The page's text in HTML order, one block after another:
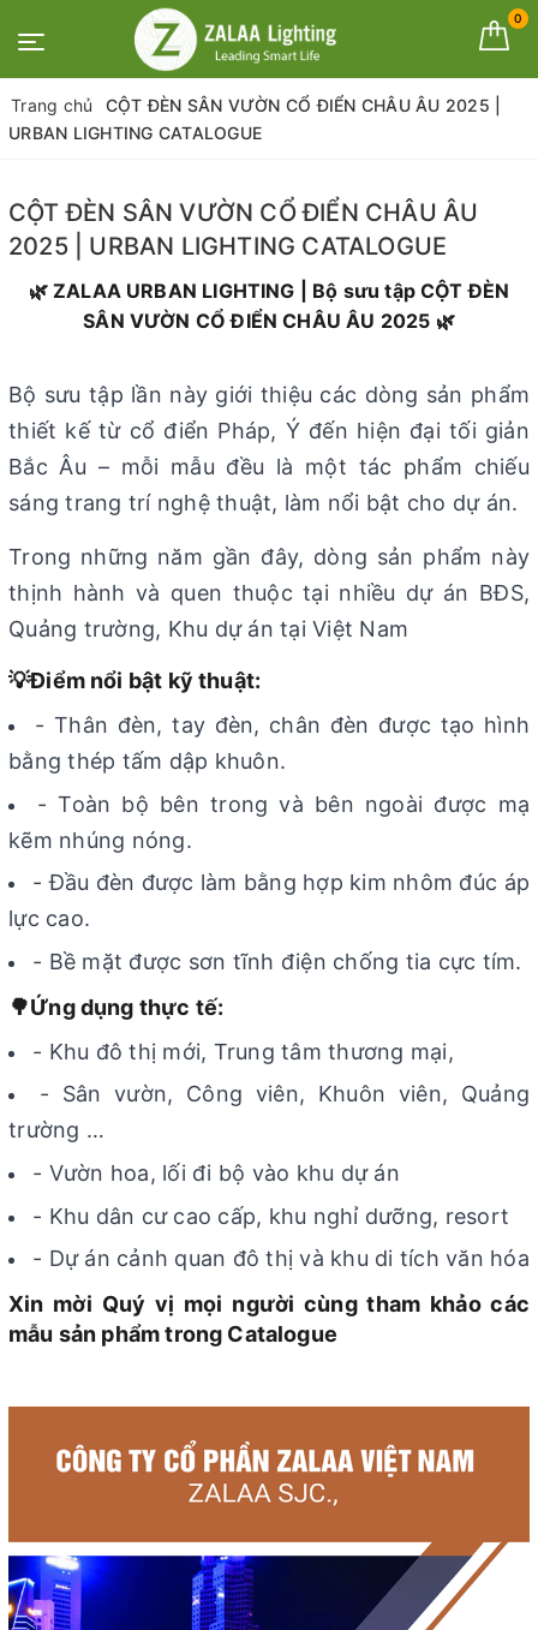
0
Trang chủ
CỘT ĐÈN SÂN VƯỜN CỔ ĐIỂN CHÂU ÂU 2025 |
URBAN LIGHTING CATALOGUE
CỘT ĐÈN SÂN VƯỜN CỔ ĐIỂN CHÂU ÂU
2025 | URBAN LIGHTING CATALOGUE
🌿 ZALAA URBAN LIGHTING | Bộ sưu tập CỘT ĐÈN
SÂN VƯỜN CỔ ĐIỂN CHÂU ÂU 2025 🌿
Bộ sưu tập lần này giới thiệu các dòng sản phẩm
thiết kế từ cổ điển Pháp, Ý đến hiện đại tối giản
Bắc Âu – mỗi mẫu đều là một tác phẩm chiếu
sáng trang trí nghệ thuật, làm nổi bật cho dự án.
Trong những năm gần đây, dòng sản phẩm này
thịnh hành và quen thuộc tại nhiều dự án BĐS,
Quảng trường, Khu dự án tại Việt Nam
💡Điểm nổi bật kỹ thuật:
- Thân đèn, tay đèn, chân đèn được tạo hình
bằng thép tấm dập khuôn.
- Toàn bộ bên trong và bên ngoài được mạ
kẽm nhúng nóng.
- Đầu đèn được làm bằng hợp kim nhôm đúc áp
lực cao.
- Bề mặt được sơn tĩnh điện chống tia cực tím.
🌳Ứng dụng thực tế:
- Khu đô thị mới, Trung tâm thương mại,
- Sân vườn, Công viên, Khuôn viên, Quảng
trường …
- Vườn hoa, lối đi bộ vào khu dự án
- Khu dân cư cao cấp, khu nghỉ dưỡng, resort
- Dự án cảnh quan đô thị và khu di tích văn hóa
Xin mời Quý vị mọi người cùng tham khảo các
mẫu sản phẩm trong Catalogue